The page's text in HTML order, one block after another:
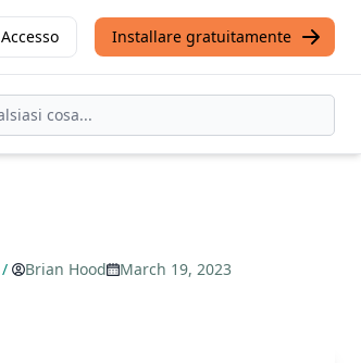
Accesso Installare gratuitamente
/ Brian Hood
March 19, 2023